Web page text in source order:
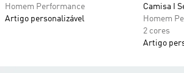
Homem Performance
Artigo personalizável
Camisa I
Homem
2 cores
Artigo